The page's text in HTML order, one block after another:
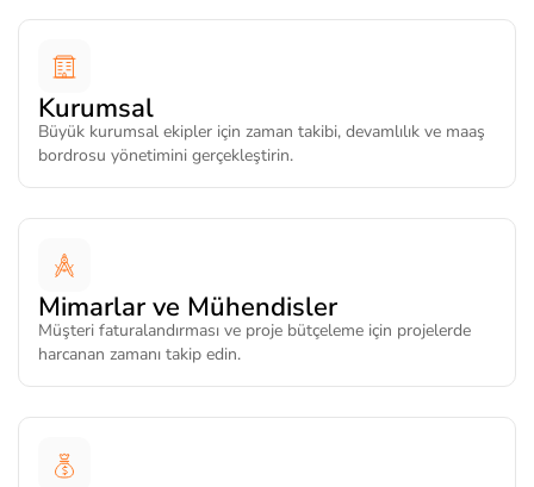
Kurumsal
Büyük kurumsal ekipler için zaman takibi, devamlılık ve maaş
bordrosu yönetimini gerçekleştirin.
Mimarlar ve Mühendisler
Müşteri faturalandırması ve proje bütçeleme için projelerde
harcanan zamanı takip edin.